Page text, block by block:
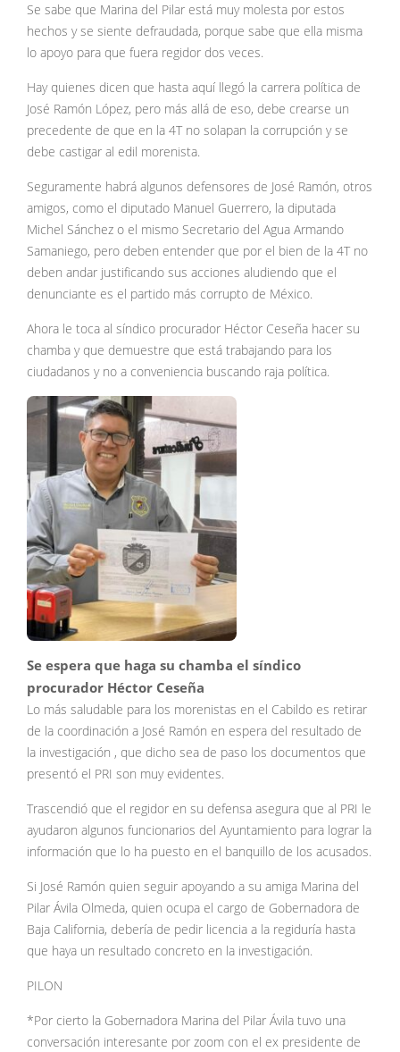
Se sabe que Marina del Pilar está muy molesta por estos
hechos y se siente defraudada, porque sabe que ella misma
lo apoyo para que fuera regidor dos veces.
Hay quienes dicen que hasta aquí llegó la carrera política de
José Ramón López, pero más allá de eso, debe crearse un
precedente de que en la 4T no solapan la corrupción y se
debe castigar al edil morenista.
Seguramente habrá algunos defensores de José Ramón, otros
amigos, como el diputado Manuel Guerrero, la diputada
Michel Sánchez o el mismo Secretario del Agua Armando
Samaniego, pero deben entender que por el bien de la 4T no
deben andar justificando sus acciones aludiendo que el
denunciante es el partido más corrupto de México.
Ahora le toca al síndico procurador Héctor Ceseña hacer su
chamba y que demuestre que está trabajando para los
ciudadanos y no a conveniencia buscando raja política.
Se espera que haga su chamba el síndico
procurador Héctor Ceseña
Lo más saludable para los morenistas en el Cabildo es retirar
de la coordinación a José Ramón en espera del resultado de
la investigación , que dicho sea de paso los documentos que
presentó el PRI son muy evidentes.
Trascendió que el regidor en su defensa asegura que al PRI le
ayudaron algunos funcionarios del Ayuntamiento para lograr la
información que lo ha puesto en el banquillo de los acusados.
Si José Ramón quien seguir apoyando a su amiga Marina del
Pilar Ávila Olmeda, quien ocupa el cargo de Gobernadora de
Baja California, debería de pedir licencia a la regiduría hasta
que haya un resultado concreto en la investigación.
PILON
*Por cierto la Gobernadora Marina del Pilar Ávila tuvo una
conversación interesante por zoom con el ex presidente de